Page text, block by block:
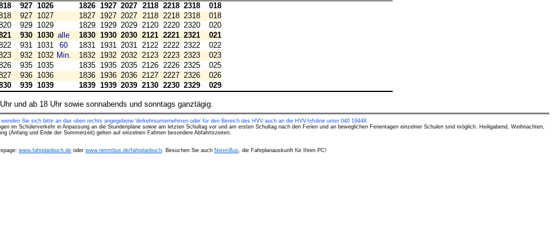
927 1026 1826 1927 2027 2118 2218 2318
018
927 1027 1827 1927 2027 2118 2218 2318
018
929 1029 1829 1929 2029 2120 2220 2320
020
930 1030 alle 1830 1930 2030 2121 2221 2321
021
931 1031 60 1831 1931 2031 2122 2222 2322
022
932 1032 Min. 1832 1932 2032 2123 2223 2323
023
935 1035 1835 1935 2035 2126 2226 2325
025
936 1036 1836 1936 2036 2127 2227 2326
026
939 1039 1839 1939 2039 2130 2230 2329 029
und ab 18 Uhr sowie sonnabends und sonntags ganztägig.
Sie sich bitte an das oben rechts angegebene Verkehrsunternehmen oder für den Bereich des HVV auch an die HVV-Infoline unter 040 19449.
im Schülerverkehr in Anpassung an die Stundenpläne sowie am letzten Schultag vor und am ersten Schultag nach den Ferien und an beweglichen Ferientagen einzelner Schulen sind möglich. Heiligabend, Weihnachten,
(Anfang und Ende der Sommerzeit) gelten auf einzelnen Fahrten besondere Abfahrtszeiten.
www.fahrplanbuch.de oder www.nimmbus.de/fahrplanbuch. Besuchen Sie auch NimmBus, die Fahrplanauskunft für Ihren PC!